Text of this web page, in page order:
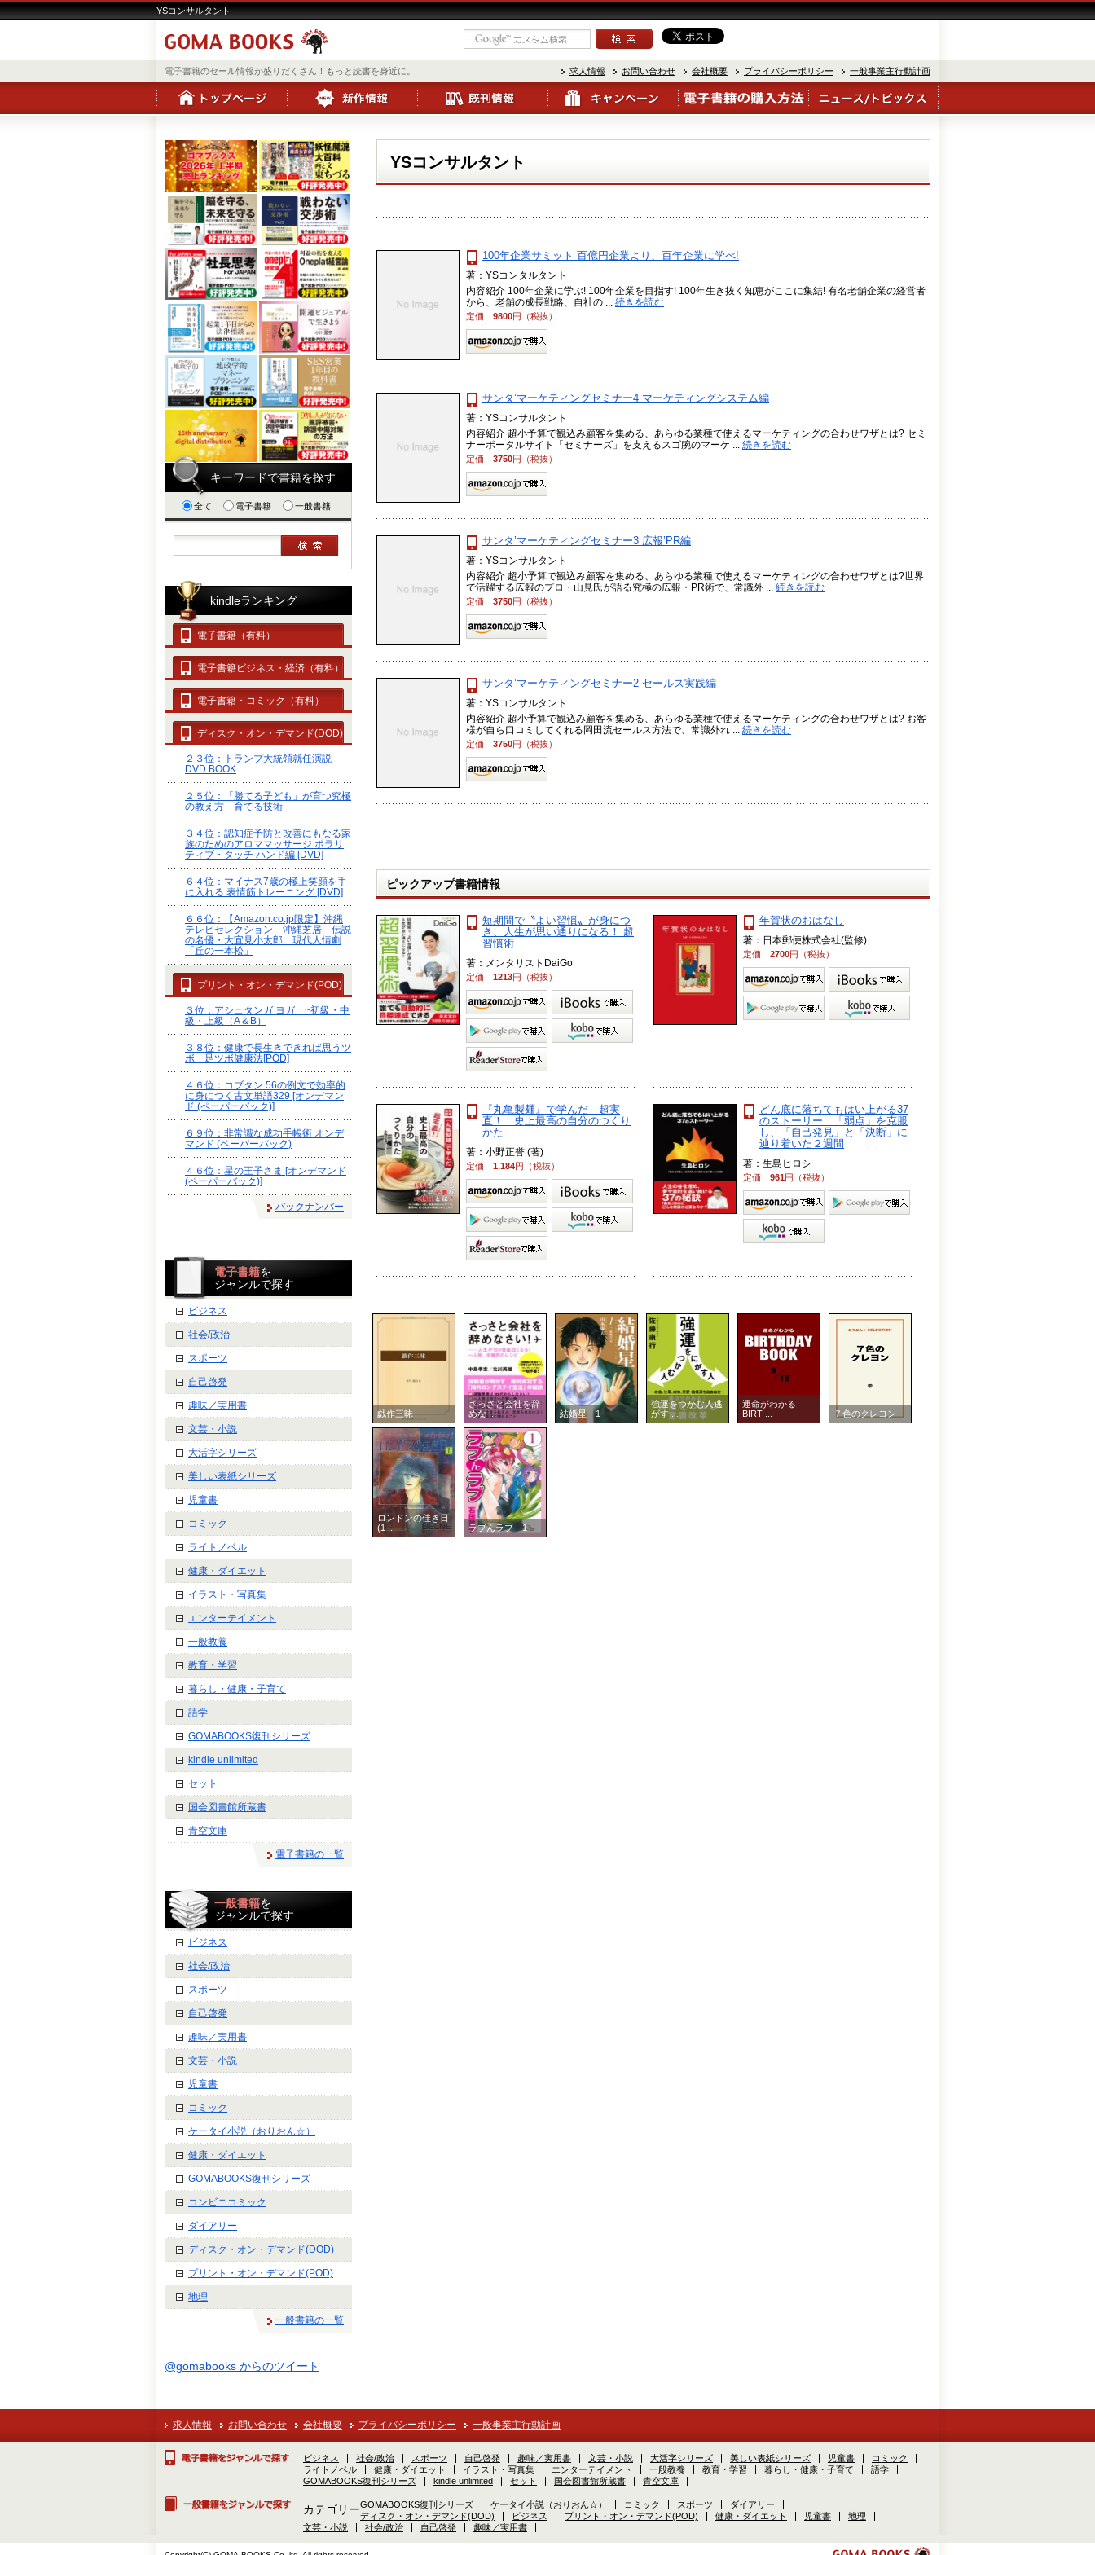
YSコンサルタント
電子書籍のセール情報が盛りだくさん！もっと読書を身近に。 求人情報 お問い合わせ 会社概要 プライバシーポリシー 一般事業主行動計画
YSコンサルタント
100年企業サミット 百億円企業より、百年企業に学べ!
著：YSコンタルタント
内容紹介 100年企業に学ぶ! 100年企業を目指す! 100年生き抜く知恵がここに集結! 有名老舗企業の経営者
から、老舗の成長戦略、自社の ... 続きを読む
定価 9800円（税抜）
サンタ’マーケティングセミナー4 マーケティングシステム編
著：YSコンサルタント
内容紹介 超小予算で観込み顧客を集める、あらゆる業種で使えるマーケティングの合わせワザとは? セミ
ナーポータルサイト「セミナーズ」を支えるスゴ腕のマーケ ... 続きを読む
定価 3750円（税抜）
サンタ’マーケティングセミナー3 広報’PR編
著：YSコンサルタント
内容紹介 超小予算で観込み顧客を集める、あらゆる業種で使えるマーケティングの合わせワザとは?世界
で活躍する広報のプロ・山見氏が語る究極の広報・PR術で、常識外 ... 続きを読む
定価 3750円（税抜）
サンタ’マーケティングセミナー2 セールス実践編
著：YSコンサルタント
内容紹介 超小予算で観込み顧客を集める、あらゆる業種で使えるマーケティングの合わせワザとは? お客
様が自ら口コミしてくれる岡田流セールス方法で、常識外れ ... 続きを読む
定価 3750円（税抜）
ピックアップ書籍情報
短期間で〝よい習慣〟が身につ
き、人生が思い通りになる！ 超
習慣術
著：メンタリストDaiGo
定価 1213円（税抜）
年賀状のおはなし
著：日本郵便株式会社(監修)
定価 2700円（税抜）
『丸亀製麺』で学んだ 超実
直！ 史上最高の自分のつくり
かた
著：小野正誉 (著)
定価 1,184円（税抜）
どん底に落ちてもはい上がる37
のストーリー 「弱点」を克服
し、「自己発見」と「決断」に
辿り着いた２週間
著：生島ヒロシ
定価 961円（税抜）
キーワードで書籍を探す
全て 電子書籍 一般書籍
kindleランキング
電子書籍（有料）
電子書籍ビジネス・経済（有料）
電子書籍・コミック（有料）
ディスク・オン・デマンド(DOD)
２３位：トランプ大統領就任演説
DVD BOOK
２５位：「勝てる子ども」が育つ究極
の教え方 育てる技術
３４位：認知症予防と改善にもなる家
族のためのアロママッサージ ポラリ
ティブ・タッチ ハンド編 [DVD]
６４位：マイナス7歳の極上笑顔を手
に入れる 表情筋トレーニング [DVD]
６６位：【Amazon.co.jp限定】沖縄
テレビセレクション 沖縄芝居 伝説
の名優・大宜見小太郎 現代人情劇
「丘の一本松」
プリント・オン・デマンド(POD)
３位：アシュタンガ ヨガ ~初級・中
級・上級（A＆B）
３８位：健康で長生きできれば思うツ
ボ 足ツボ健康法[POD]
４６位：コブタン 56の例文で効率的
に身につく古文単語329 [オンデマン
ド (ペーパーバック)]
６９位：非常識な成功手帳術 オンデ
マンド (ペーパーバック)
４６位：星の王子さま [オンデマンド
(ペーパーバック)]
バックナンバー
電子書籍を
ジャンルで探す
ビジネス
社会/政治
スポーツ
自己啓発
趣味／実用書
文芸・小説
大活字シリーズ
美しい表紙シリーズ
児童書
コミック
ライトノベル
健康・ダイエット
イラスト・写真集
エンターテイメント
一般教養
教育・学習
暮らし・健康・子育て
語学
GOMABOOKS復刊シリーズ
kindle unlimited
セット
国会図書館所蔵書
青空文庫
電子書籍の一覧
一般書籍を
ジャンルで探す
ビジネス
社会/政治
スポーツ
自己啓発
趣味／実用書
文芸・小説
児童書
コミック
ケータイ小説（おりおん☆）
健康・ダイエット
GOMABOOKS復刊シリーズ
コンビニコミック
ダイアリー
ディスク・オン・デマンド(DOD)
プリント・オン・デマンド(POD)
地理
一般書籍の一覧
@gomabooks からのツイート
戯作三昧
さっさと会社を辞
めな ...
結婚星 1
強運をつかむ人逃
がす ...
運命がわかる
BIRT ...
７色のクレヨン
ロンドンの佳き日
(1 ...
ラブんラブ 1
求人情報 お問い合わせ 会社概要 プライバシーポリシー 一般事業主行動計画
ビジネス 社会/政治 スポーツ 自己啓発 趣味／実用書 文芸・小説 大活字シリーズ 美しい表紙シリーズ 児童書
コミック
ライトノベル
健康・ダイエット イラスト・写真集 エンターテイメント 一般教養 教育・学習 暮らし・健康・子育て
語学
GOMABOOKS復刊シリーズ
kindle unlimited セット 国会図書館所蔵書 青空文庫
カテゴリーGOMABOOKS復刊シリーズ ケータイ小説（おりおん☆） コミック スポーツ
ダイアリー
ディスク・オン・デマンド(DOD)
ビジネス プリント・オン・デマンド(POD) 健康・ダイエット 児童書
地理
文芸・小説
社会/政治 自己啓発 趣味／実用書